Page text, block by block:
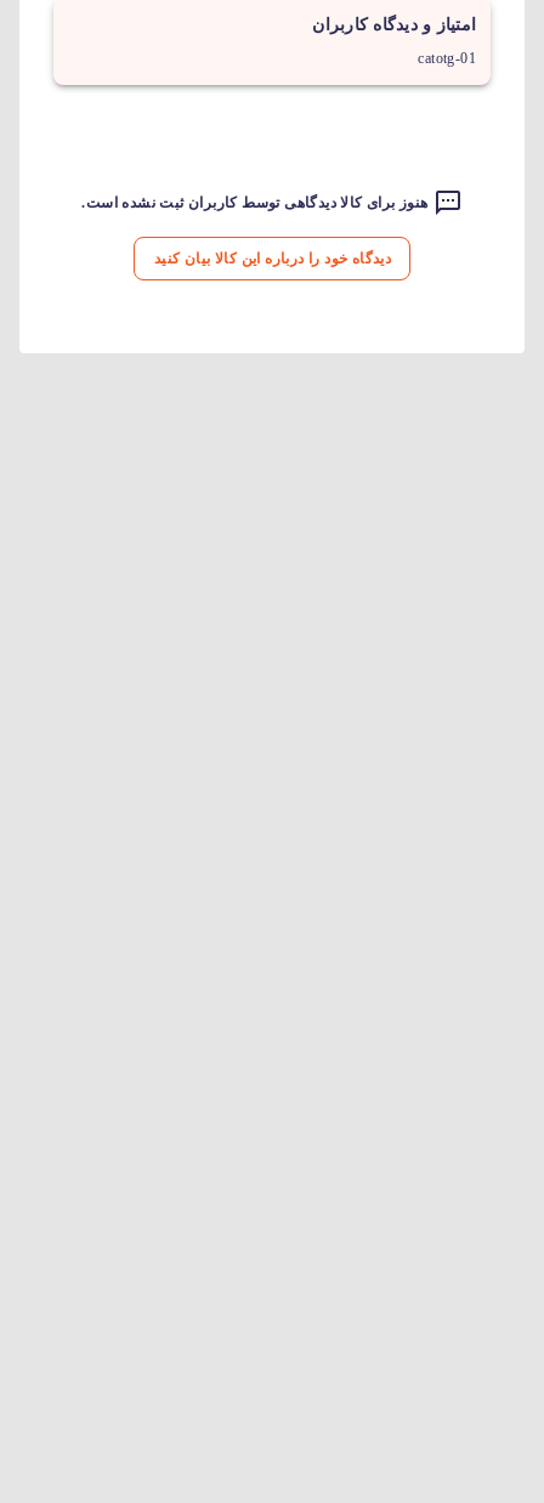
امتیاز و دیدگاه کاربران
catotg-01
هنوز برای کالا دیدگاهی توسط کاربران ثبت نشده است.
دیدگاه خود را درباره این کالا بیان کنید